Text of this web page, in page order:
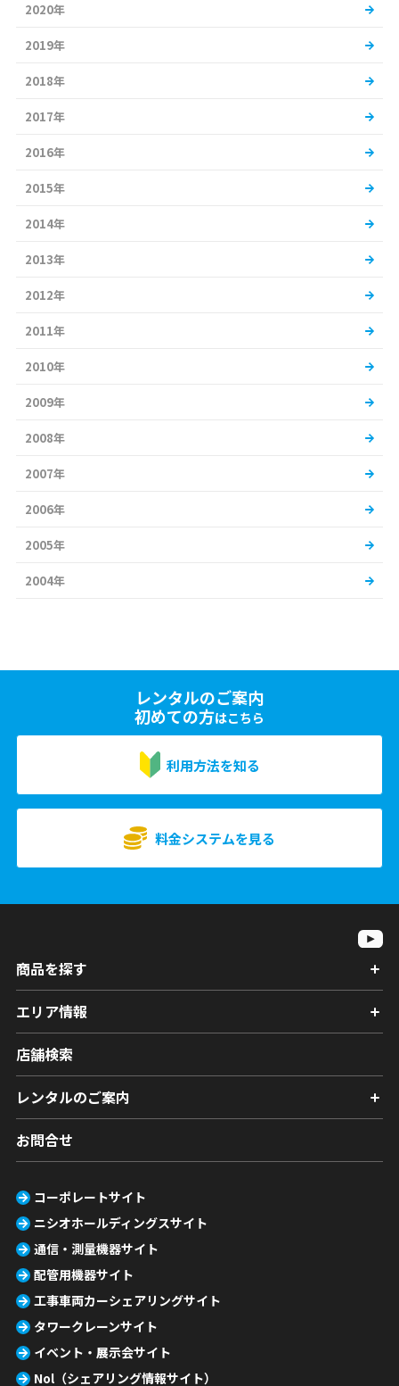
2020年
2019年
2018年
2017年
2016年
2015年
2014年
2013年
2012年
2011年
2010年
2009年
2008年
2007年
2006年
2005年
2004年
レンタルのご案内
初めての方はこちら
利用方法を知る
料金システムを見る
商品を探す
エリア情報
店舗検索
レンタルのご案内
お問合せ
コーポレートサイト
ニシオホールディングスサイト
通信・測量機器サイト
配管用機器サイト
工事車両カーシェアリングサイト
タワークレーンサイト
イベント・展示会サイト
Nol（シェアリング情報サイト）